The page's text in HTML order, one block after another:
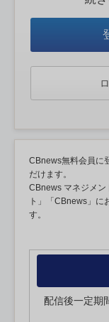
CBnews無料会員に
だけます。
CBnews マネジメン
ト」「CBnews」に
す。
配信後一定期